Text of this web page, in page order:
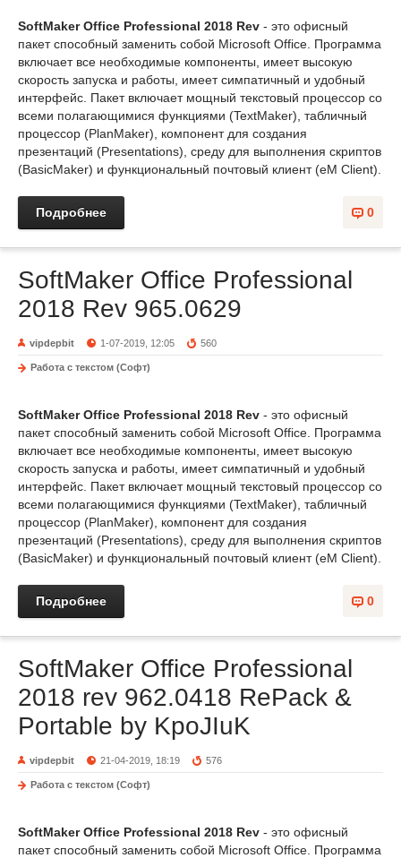
SoftMaker Office Professional 2018 Rev - это офисный
пакет способный заменить собой Microsoft Office. Программа
включает все необходимые компоненты, имеет высокую
скорость запуска и работы, имеет симпатичный и удобный
интерфейс. Пакет включает мощный текстовый процессор со
всеми полагающимися функциями (TextMaker), табличный
процессор (PlanMaker), компонент для создания
презентаций (Presentations), среду для выполнения скриптов
(BasicMaker) и функциональный почтовый клиент (eM Client).
0
Подробнее
SoftMaker Office Professional
2018 Rev 965.0629
vipdepbit 1-07-2019, 12:05 560
Работа с текстом (Софт)
SoftMaker Office Professional 2018 Rev - это офисный
пакет способный заменить собой Microsoft Office. Программа
включает все необходимые компоненты, имеет высокую
скорость запуска и работы, имеет симпатичный и удобный
интерфейс. Пакет включает мощный текстовый процессор со
всеми полагающимися функциями (TextMaker), табличный
процессор (PlanMaker), компонент для создания
презентаций (Presentations), среду для выполнения скриптов
(BasicMaker) и функциональный почтовый клиент (eM Client).
0
Подробнее
SoftMaker Office Professional
2018 rev 962.0418 RePack &
Portable by KpoJIuK
vipdepbit 21-04-2019, 18:19 576
Работа с текстом (Софт)
SoftMaker Office Professional 2018 Rev - это офисный
пакет способный заменить собой Microsoft Office. Программа